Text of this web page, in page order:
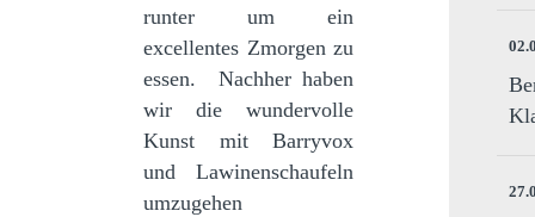
runter um ein
excellentes Zmorgen zu
essen. Nachher haben
wir die wundervolle
Kunst mit Barryvox
und Lawinenschaufeln
umzugehen